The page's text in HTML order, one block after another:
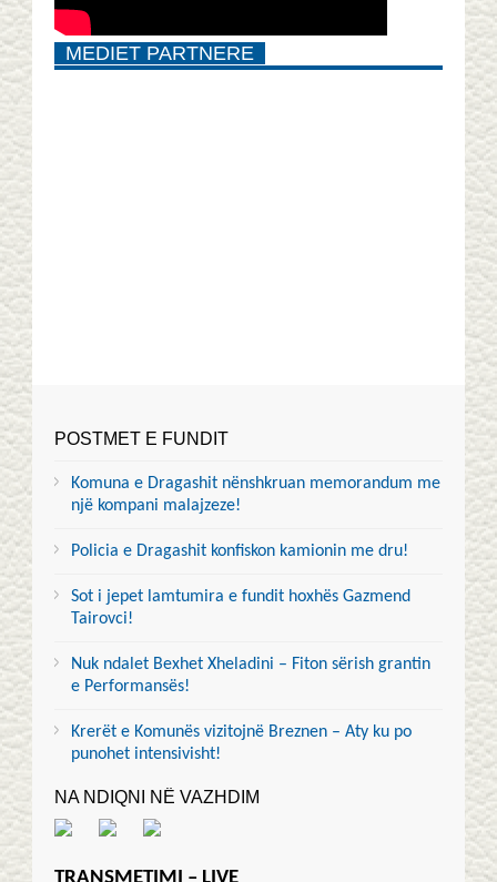
MEDIET PARTNERE
POSTMET E FUNDIT
Komuna e Dragashit nënshkruan memorandum me
një kompani malajzeze!
Policia e Dragashit konfiskon kamionin me dru!
Sot i jepet lamtumira e fundit hoxhës Gazmend
Tairovci!
Nuk ndalet Bexhet Xheladini – Fiton sërish grantin
e Performansës!
Krerët e Komunës vizitojnë Breznen – Aty ku po
punohet intensivisht!
NA NDIQNI NË VAZHDIM